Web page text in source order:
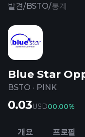
발견/BSTO/통계
Blue Star
BSTO · PINK
0.03USD00.00%
개요 프로필